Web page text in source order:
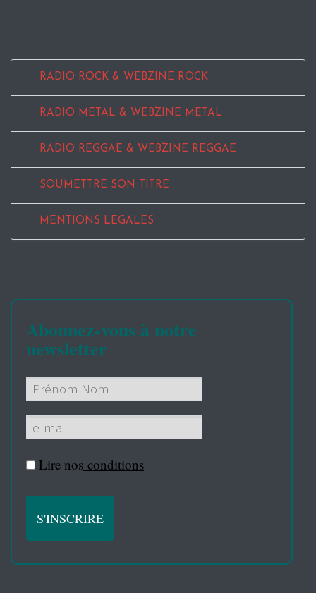
RADIO ROCK & WEBZINE ROCK
RADIO METAL & WEBZINE METAL
RADIO REGGAE & WEBZINE REGGAE
SOUMETTRE SON TITRE
MENTIONS LEGALES
Abonnez-vous à notre
newsletter
Lire nos conditions